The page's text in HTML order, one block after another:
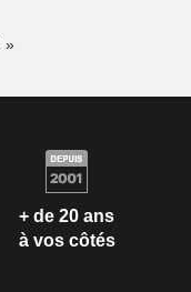
+ de 20 ans
à vos côtés